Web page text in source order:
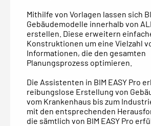
Mithilfe von Vorlagen lassen sich
Gebäudemodelle innerhalb von
erstellen. Diese erweitern
Konstruktionen um eine Vielzahl
Informationen, die den gesamten
Planungsprozess optimieren.
Die Assistenten in BIM EASY Pro
reibungslose Erstellung von
vom Krankenhaus bis zum
mit den entsprechenden
die sämtlich von BIM EASY Pro